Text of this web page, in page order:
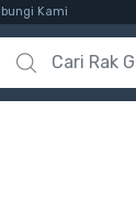
Kami
Search for: